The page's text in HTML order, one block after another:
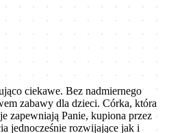
ciekawe. Bez nadmiernego
zabawy dla dzieci. Córka, która
zapewniają Panie, kupiona przez
jednocześnie rozwijające jak i